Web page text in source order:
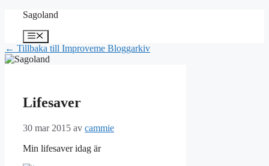
Hoppa
innehåll
Sagoland
Meny
← Tillbaka till Improveme Bloggarkiv
Lifesaver
30 mar 2015 av cammie
Min lifesaver idag är